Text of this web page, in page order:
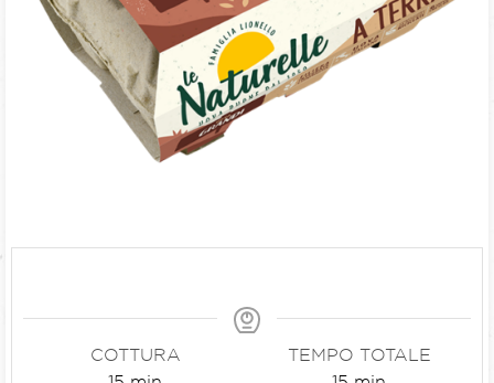
COTTURA
TEMPO TOTALE